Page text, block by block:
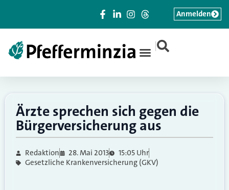
|
Anmelden
Ärzte sprechen sich gegen die
Bürgerversicherung aus
Redaktion 28. Mai 2013
15:05 Uhr
Gesetzliche Krankenversicherung (GKV)